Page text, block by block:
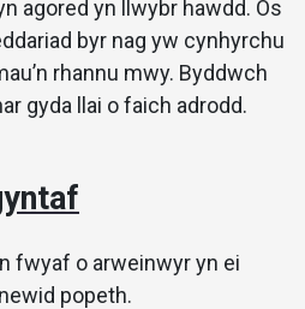
agored yn llwybr hawdd. Os
byr nag yw cynhyrchu
rhannu mwy. Byddwch
gyda llai o faich adrodd.
fwyaf o arweinwyr yn ei
popeth.